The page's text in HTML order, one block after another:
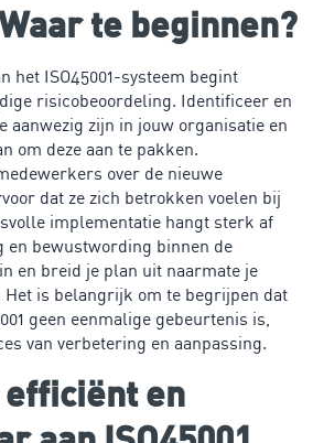
te beginnen?
het ISO45001-systeem begint
risicobeoordeling. Identificeer en
aanwezig zijn in jouw organisatie en
om deze aan te pakken.
over de nieuwe
dat ze zich betrokken voelen bij
implementatie hangt sterk af
en bewustwording binnen de
en breid je plan uit naarmate je
Het is belangrijk om te begrijpen dat
geen eenmalige gebeurtenis is,
van verbetering en aanpassing.
efficiënt en